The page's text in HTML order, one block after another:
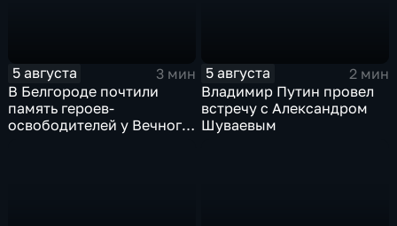
5 августа
3 мин
В Белгороде почтили
память героев-
освободителей у Вечного
5 августа
2 мин
Владимир Путин провел
встречу с Александром
Шуваевым